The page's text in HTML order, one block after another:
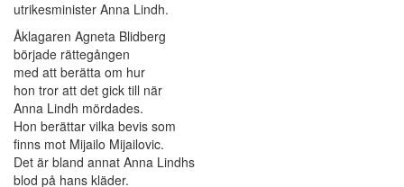
utrikesminister Anna Lindh.
Åklagaren Agneta Blidberg
började rättegången
med att berätta om hur
hon tror att det gick till när
Anna Lindh mördades.
Hon berättar vilka bevis som
finns mot Mijailo Mijailovic.
Det är bland annat Anna Lindhs
blod på hans kläder.